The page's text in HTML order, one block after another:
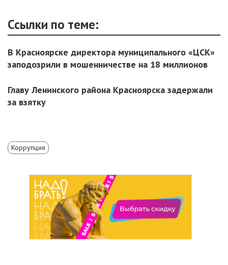
Ссылки по теме:
В Красноярске директора муниципального «ЦСК»
заподозрили в мошенничестве на 18 миллионов
Главу Ленинского района Красноярска задержали
за взятку
Коррупция